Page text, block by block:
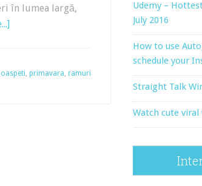
în lumea largă,
oaspeti, primavara, ramuri
Udemy –
July 2016
How to use
schedule your
Straight Talk
Watch cute viral